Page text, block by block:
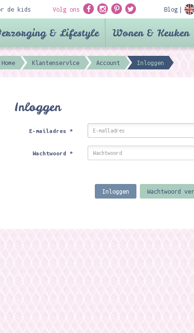
de kids Volg ons Blog
& Lifestyle Wonen & Keuken
Home Klantenservice Account Inloggen
Inloggen
E-mailadres*
Wachtwoord*
Inloggen Wachtwoord